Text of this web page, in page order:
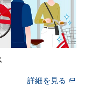
詳細を見る